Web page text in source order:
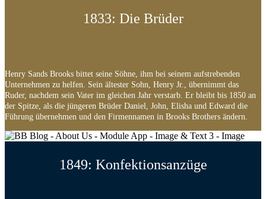
1833: Die Brüder
Henry Sands Brooks bittet seine Söhne, ihm bei seinem aufstrebenden
Unternehmen zu helfen. Sein ältester Sohn, Henry Jr., übernimmt das
Ruder, nachdem sein Vater im gleichen Jahr verstarb. Er bleibt bis 1850 an
der Spitze, als die jüngeren Brüder Daniel, John, Elisha und Edward die
Führung übernehmen und den Firmennamen in Brooks Brothers ändern.
1849: Konfektionsanzüge